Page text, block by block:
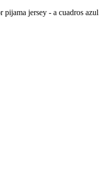
pijama jersey - a cuadros azul